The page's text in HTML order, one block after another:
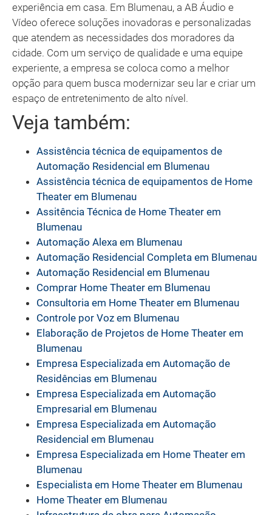
experiência em casa. Em Blumenau, a AB Áudio e
Vídeo oferece soluções inovadoras e personalizadas
que atendem as necessidades dos moradores da
cidade. Com um serviço de qualidade e uma equipe
experiente, a empresa se coloca como a melhor
opção para quem busca modernizar seu lar e criar um
espaço de entretenimento de alto nível.
Veja também:
Assistência técnica de equipamentos de
Automação Residencial em Blumenau
Assistência técnica de equipamentos de Home
Theater em Blumenau
Assitência Técnica de Home Theater em
Blumenau
Automação Alexa em Blumenau
Automação Residencial Completa em Blumenau
Automação Residencial em Blumenau
Comprar Home Theater em Blumenau
Consultoria em Home Theater em Blumenau
Controle por Voz em Blumenau
Elaboração de Projetos de Home Theater em
Blumenau
Empresa Especializada em Automação de
Residências em Blumenau
Empresa Especializada em Automação
Empresarial em Blumenau
Empresa Especializada em Automação
Residencial em Blumenau
Empresa Especializada em Home Theater em
Blumenau
Especialista em Home Theater em Blumenau
Home Theater em Blumenau